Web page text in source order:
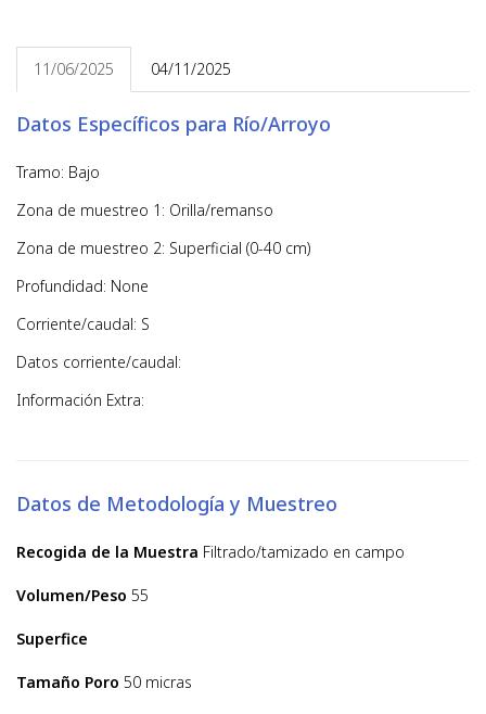
11/06/2025 04/11/2025
Datos Específicos para Río/Arroyo
Tramo: Bajo
Zona de muestreo 1: Orilla/remanso
Zona de muestreo 2: Superficial (0-40 cm)
Profundidad: None
Corriente/caudal: S
Datos corriente/caudal:
Información Extra:
Datos de Metodología y Muestreo
Recogida de la Muestra Filtrado/tamizado en campo
Volumen/Peso 55
Superfice
Tamaño Poro 50 micras